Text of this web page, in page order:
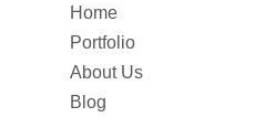
Home
Portfolio
About Us
Blog